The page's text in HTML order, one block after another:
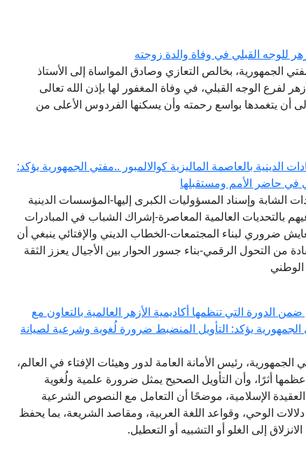
للوجه القبلي في وفاة والدة زوجته
الجمهورية، بخالص التعازي وصادق المواساة إلى الأستاذ
لفرع الوجه القبلي، في وفاة المغفور لها بإذن الله تعالى
أن يتغمدها بواسع رحمته وأن يسكنها الفردوس الأعلى من
الدينية بالعاصمة الماليزية كوالالمبور ..مفتي الجمهورية يؤكد:
حاضر الأمم ومستقبلها
الشابة وإسناد المسؤوليات الكبرى إليها-المؤسسات الدينية
بالتحديات العالمية المعاصرة-إشراك الشباب في المبادرات
ضروري لبناء المجتمعات-الخطاب الديني والإفتائي ينبغي أن
من التحول الرقمي-بناء جسور الحوار بين الأجيال يعزز الثقة
الوطني
الدورة التي تنظمها أكاديمية الأزهر العالمية بالتعاون مع
يؤكد: التأويل المنضبط ضرورة لُغوية وشرعية لصيانة
رئيس الأمانة العامة لدور وهيئات الإفتاء في العالم،
أثرًا، وأن التأويل الصحيح يمثل ضرورة علمية ولُغوية
الإسلامية، موضحًا أن التعامل مع النصوص الشرعية
الوحي، وقواعد اللغة العربية، ومقاصد الشريعة، بما يحفظ
إلى الغلو أو التشبيه أو التعطيل.